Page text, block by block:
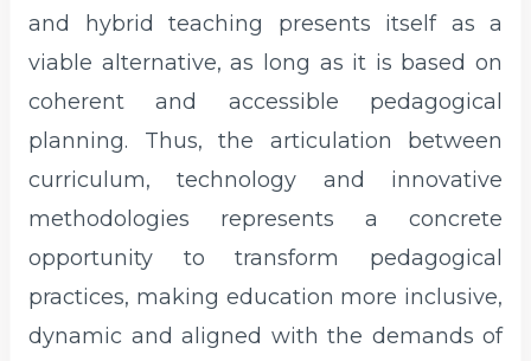
and hybrid teaching presents itself as a
viable alternative, as long as it is based on
coherent and accessible pedagogical
planning. Thus, the articulation between
curriculum, technology and innovative
methodologies represents a concrete
opportunity to transform pedagogical
practices, making education more inclusive,
dynamic and aligned with the demands of